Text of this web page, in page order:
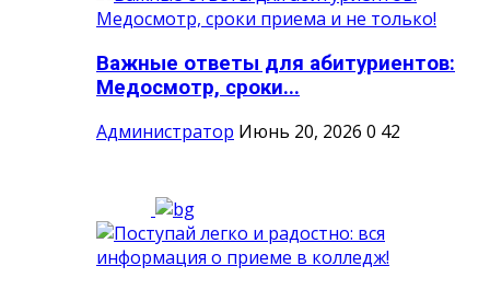
Важные ответы для абитуриентов:
Медосмотр, сроки...
Администратор Июнь 20, 2026 0 42